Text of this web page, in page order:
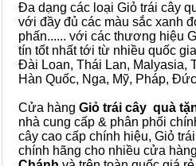
Đa dạng các loại Giỏ trái cây
với đầy đủ các màu sắc xanh
phấn...... với các thương hiệu
tín tốt nhất tới từ nhiều quốc
Đài Loan, Thái Lan, Malyasia,
Hàn Quốc, Nga, Mỹ, Pháp,
Cửa hàng Giỏ trái cây quà
nhà cung cấp & phân phối
cây cao cấp chính hiệu, Giỏ
chính hãng cho nhiều cửa